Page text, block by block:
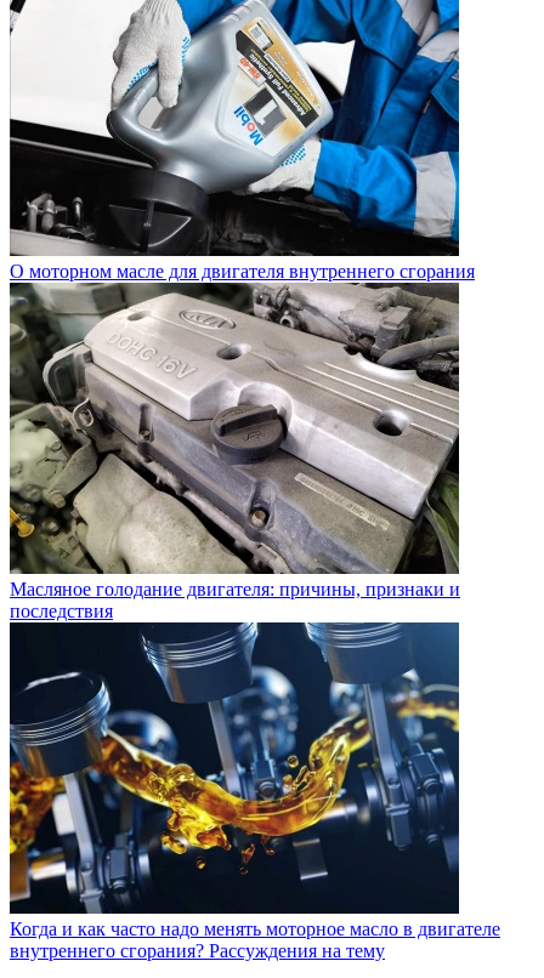
О моторном масле для двигателя внутреннего сгорания
Масляное голодание двигателя: причины, признаки и
последствия
Когда и как часто надо менять моторное масло в двигателе
внутреннего сгорания? Рассуждения на тему